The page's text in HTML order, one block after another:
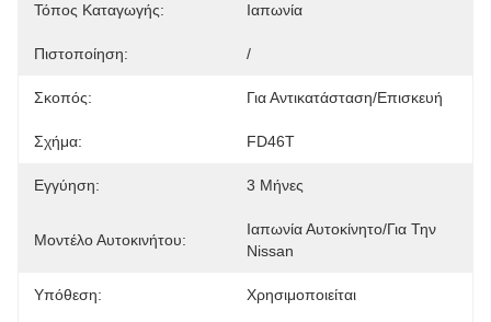
Τόπος Καταγωγής: Ιαπωνία
Πιστοποίηση: /
Σκοπός: Για Αντικατάσταση/επισκευή
Σχήμα: FD46T
Εγγύηση: 3 Μήνες
Μοντέλο Αυτοκινήτου:
Ιαπωνία Αυτοκίνητο/για Την
Nissan
Υπόθεση: Χρησιμοποιείται